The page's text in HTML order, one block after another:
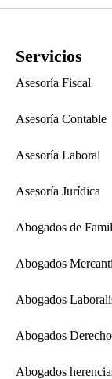
Servicios
Asesoría Fiscal
Asesoría Contable
Asesoría Laboral
Asesoría Jurídica
Abogados de
Abogados
Abogados
Abogados
Abogados